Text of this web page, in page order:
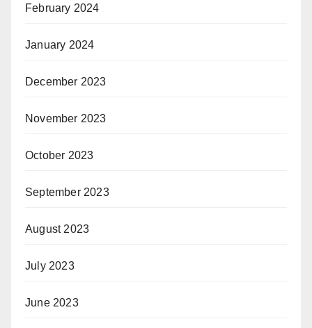
February 2024
January 2024
December 2023
November 2023
October 2023
September 2023
August 2023
July 2023
June 2023